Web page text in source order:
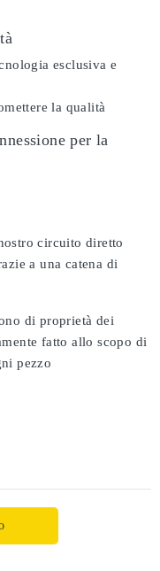
esclusiva e
la qualità
per la
circuito diretto
a una catena di
di proprietà dei
fatto allo scopo di
pezzo